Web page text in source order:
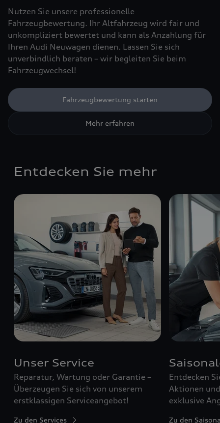
Nutzen Sie unsere professionelle
Fahrzeugbewertung. Ihr Altfahrzeug wird fair und
unkompliziert bewertet und kann als Anzahlung für
Ihren Audi Neuwagen dienen. Lassen Sie sich
unverbindlich beraten – wir begleiten Sie beim
Fahrzeugwechsel!
Fahrzeugbewertung starten
Mehr erfahren
Entdecken Sie mehr
Unser Service
Reparatur, Wartung oder Garantie –
Überzeugen Sie sich von unserem
erstklassigen Serviceangebot!
Zu den Services
Entdecken
Aktionen
exklusive
Zu den